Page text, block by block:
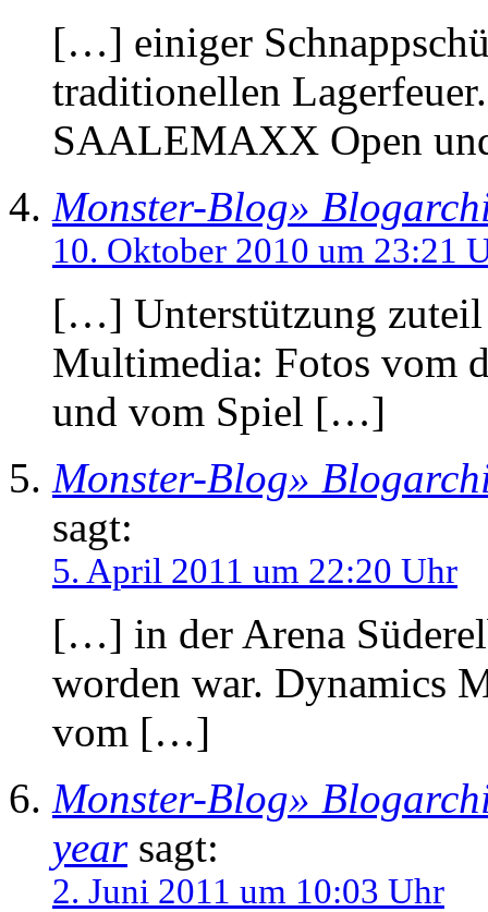
[…] einiger
traditionellen
SAALEMAXX Open
Monster-Blog»
10. Oktober 2010 um 23:21
[…] Unterstützung zuteil
Multimedia: Fotos vom
und vom Spiel […]
Monster-Blog»
sagt:
5. April 2011 um 22:20 Uhr
[…] in der Arena
worden war. Dynamics
vom […]
Monster-Blog»
yearsagt:
2. Juni 2011 um 10:03 Uhr